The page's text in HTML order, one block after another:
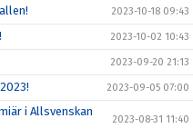
2023-10-18 09:43
2023-10-02 10:43
2023-09-20 21:13
2023-09-05 07:00
i Allsvenskan
2023-08-31 11:40